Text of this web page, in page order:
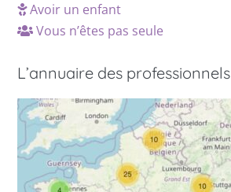
Avoir un enfant
Vous n’êtes pas seule
L’annuaire des professionnels